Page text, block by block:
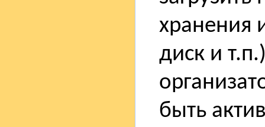
хранения
диск и
быть